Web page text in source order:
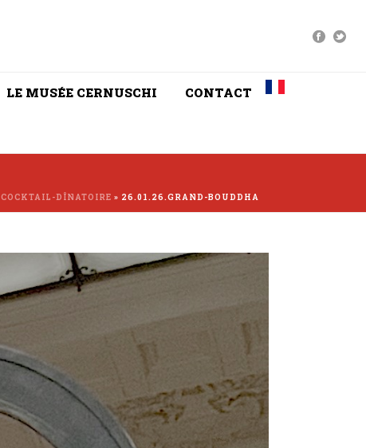
LE MUSÉE CERNUSCHI CONTACT
COCKTAIL-DÎNATOIRE » 26.01.26.GRAND-BOUDDHA